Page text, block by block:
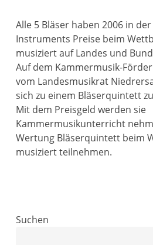
Alle 5 Bläser haben 2006 in
Instruments Preise beim
musiziert auf Landes und
Auf dem Kammermusik-
vom Landesmusikrat
sich zu einem Bläserquintett
Mit dem Preisgeld werden sie
Kammermusikunterricht
Wertung Bläserquintett beim
musiziert teilnehmen.
Suchen